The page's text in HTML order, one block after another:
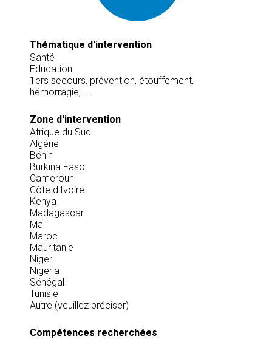
Thématique d'intervention
Santé
Education
1ers secours, prévention, étouffement,
hémorragie, ...
Zone d'intervention
Afrique du Sud
Algérie
Bénin
Burkina Faso
Cameroun
Côte d'Ivoire
Kenya
Madagascar
Mali
Maroc
Mauritanie
Niger
Nigeria
Sénégal
Tunisie
Autre (veuillez préciser)
Compétences recherchées